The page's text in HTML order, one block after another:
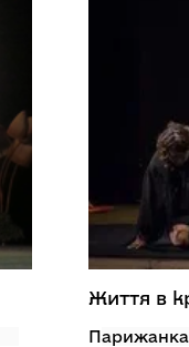
Життя в
Парижанка